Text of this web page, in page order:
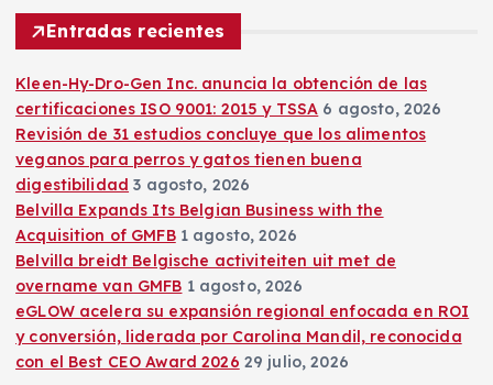
:
Entradas recientes
Kleen-Hy-Dro-Gen Inc. anuncia la obtención de las
certificaciones ISO 9001: 2015 y TSSA 6 agosto, 2026
Revisión de 31 estudios concluye que los alimentos
veganos para perros y gatos tienen buena
digestibilidad 3 agosto, 2026
Belvilla Expands Its Belgian Business with the
Acquisition of GMFB 1 agosto, 2026
Belvilla breidt Belgische activiteiten uit met de
overname van GMFB 1 agosto, 2026
eGLOW acelera su expansión regional enfocada en ROI
y conversión, liderada por Carolina Mandil, reconocida
con el Best CEO Award 2026 29 julio, 2026